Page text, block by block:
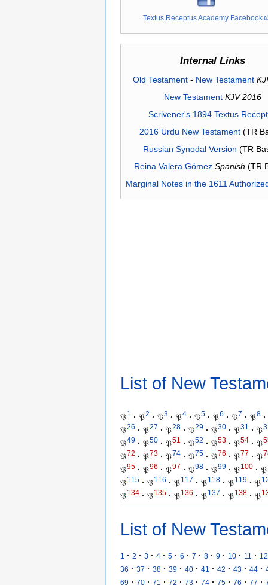
Textus Receptus Academy Facebook
Internal Links
Old Testament- New Testament
New Testament KJV 2016
Scrivener's 1894 Textus
2016 Urdu New Testament(TR
Russian Synodal Version (TR
Reina Valera Gómez Spanish (TR
Marginal Notes in the 1611
List of New
𝔓1 · 𝔓2 · 𝔓3 · 𝔓4 · 𝔓5 · 𝔓6 · 𝔓7 · 𝔓8 ·
𝔓26 · 𝔓27 · 𝔓28 · 𝔓29 · 𝔓30 · 𝔓31 · 𝔓
𝔓49 · 𝔓50 · 𝔓51 · 𝔓52 · 𝔓53 · 𝔓54 · 𝔓
𝔓72 · 𝔓73 · 𝔓74 · 𝔓75 · 𝔓76 · 𝔓77 · 𝔓
𝔓95 · 𝔓96 · 𝔓97 · 𝔓98 · 𝔓99 · 𝔓100 · 𝔓
𝔓115 · 𝔓116 · 𝔓117 · 𝔓118 · 𝔓119 · 𝔓
𝔓134 · 𝔓135 · 𝔓136 · 𝔓137 · 𝔓138 · 𝔓
List of New
1 · 2 · 3 · 4 · 5 · 6 · 7 · 8 · 9 · 10 · 11 · 12
36 · 37 · 38 · 39 · 40 · 41 · 42 · 43 · 44 ·
69 · 70 · 71 · 72 · 73 · 74 · 75 · 76 · 77 ·